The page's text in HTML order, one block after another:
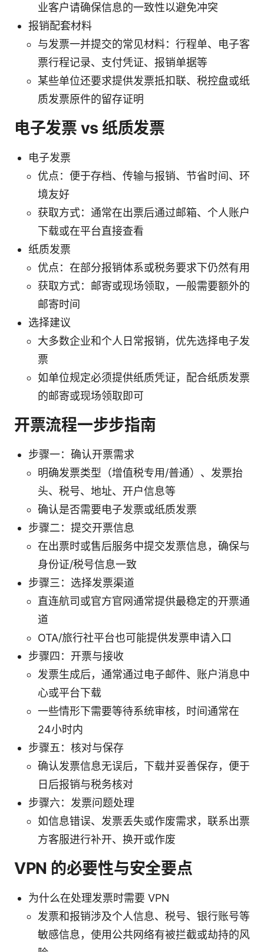
业客户请确保信息的一致性以避免冲突
报销配套材料
与发票一并提交的常见材料：行程单、电子客
票行程记录、支付凭证、报销单据等
某些单位还要求提供发票抵扣联、税控盘或纸
质发票原件的留存证明
电子发票 vs 纸质发票
电子发票
优点：便于存档、传输与报销、节省时间、环
境友好
获取方式：通常在出票后通过邮箱、个人账户
下载或在平台直接查看
纸质发票
优点：在部分报销体系或税务要求下仍然有用
获取方式：邮寄或现场领取，一般需要额外的
邮寄时间
选择建议
大多数企业和个人日常报销，优先选择电子发
票
如单位规定必须提供纸质凭证，配合纸质发票
的邮寄或现场领取即可
开票流程一步步指南
步骤一：确认开票需求
明确发票类型（增值税专用/普通）、发票抬
头、税号、地址、开户信息等
确认是否需要电子发票或纸质发票
步骤二：提交开票信息
在出票时或售后服务中提交发票信息，确保与
身份证/税号信息一致
步骤三：选择发票渠道
直连航司或官方官网通常提供最稳定的开票通
道
OTA/旅行社平台也可能提供发票申请入口
步骤四：开票与接收
发票生成后，通常通过电子邮件、账户消息中
心或平台下载
一些情形下需要等待系统审核，时间通常在
24小时内
步骤五：核对与保存
确认发票信息无误后，下载并妥善保存，便于
日后报销与税务核对
步骤六：发票问题处理
如信息错误、发票丢失或作废需求，联系出票
方客服进行补开、换开或作废
VPN 的必要性与安全要点
为什么在处理发票时需要 VPN
发票和报销涉及个人信息、税号、银行账号等
敏感信息，使用公共网络有被拦截或劫持的风